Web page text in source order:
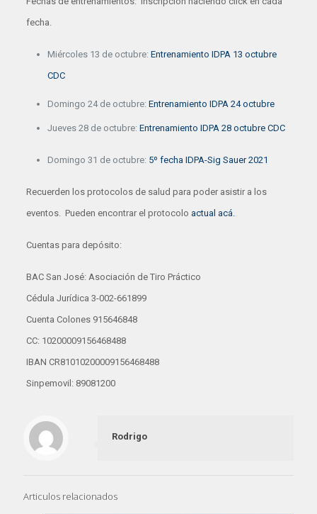
fecha.
Miércoles 13 de octubre: Entrenamiento IDPA 13 octubre
CDC
Domingo 24 de octubre: Entrenamiento IDPA 24 octubre
Jueves 28 de octubre: Entrenamiento IDPA 28 octubre CDC
Domingo 31 de octubre: 5º fecha IDPA-Sig Sauer 2021
Recuerden los protocolos de salud para poder asistir a los
eventos. Pueden encontrar el protocolo actual acá.
Cuentas para depósito:
BAC San José: Asociación de Tiro Práctico
Cédula Jurídica 3-002-661899
Cuenta Colones 915646848
CC: 10200009156468488
IBAN CR81010200009156468488
Sinpemovil: 89081200
Rodrigo
Articulos relacionados